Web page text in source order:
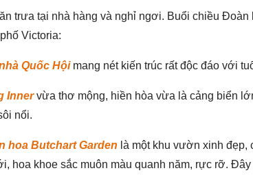
trưa tại nhà hàng và nghỉ ngơi. Buổi chiều
Victoria:
Quốc Hộimang nét kiến trúc rất độc đáo với
Innervừa thơ mộng, hiền hòa vừa là cảng biển
nổi.
hoa Butchart Garden là một khu vườn xinh
hoa khoe sắc muôn màu quanh năm, rực rỡ. Đây